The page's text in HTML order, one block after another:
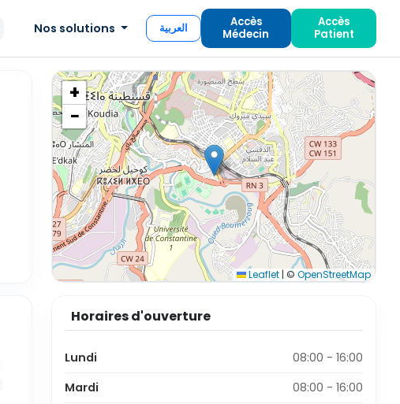
Nos solutions العربية
Accès
Médecin
Accès
Patient
+
−
Leaflet | © OpenStreetMap
Horaires d'ouverture
Lundi
08:00 - 16:00
Mardi
08:00 - 16:00